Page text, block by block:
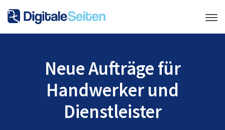
Neue Aufträge für
Handwerker und
Dienstleister